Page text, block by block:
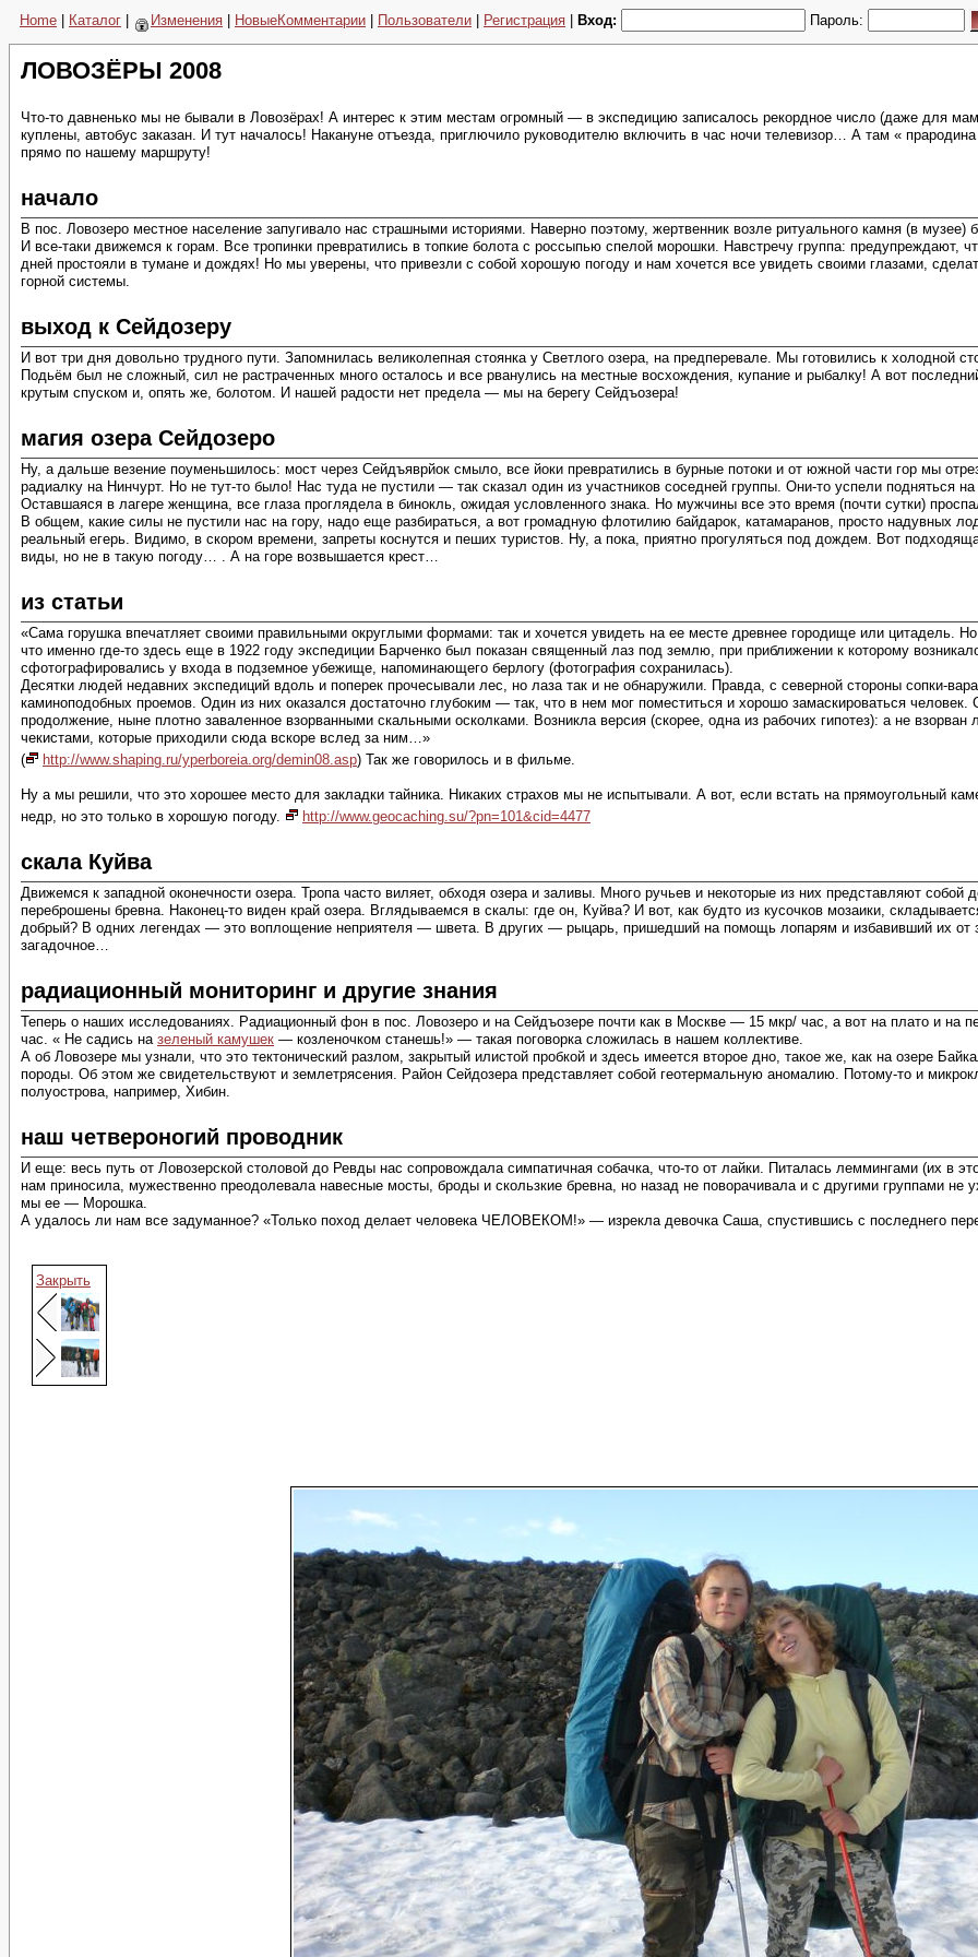
Home Каталог Изменения НовыеКомментарии Пользователи Регистрация Вход: Пароль:
ЛОВОЗЁРЫ 2008
Что-то давненько мы не бывали в Ловозёрах! А интерес к этим местам огромный — в экспедицию записалось рекордное число (даже для
куплены, автобус заказан. И тут началось! Накануне отъезда, приглючило руководителю включить в час ночи телевизор… А там «
прямо по нашему маршруту!
начало
В пос. Ловозеро местное население запугивало нас страшными историями. Наверно поэтому, жертвенник возле ритуального камня (в музее)
И все-таки движемся к горам. Все тропинки превратились в топкие болота с россыпью спелой морошки. Навстречу группа: предупреждают,
дней простояли в тумане и дождях! Но мы уверены, что привезли с собой хорошую погоду и нам хочется все увидеть своими глазами,
горной системы.
выход к Сейдозеру
И вот три дня довольно трудного пути. Запомнилась великолепная стоянка у Светлого озера, на предперевале. Мы готовились к холодной
Подьём был не сложный, сил не растраченных много осталось и все рванулись на местные восхождения, купание и рыбалку! А вот
крутым спуском и, опять же, болотом. И нашей радости нет предела — мы на берегу Сейдъозера!
магия озера Сейдозеро
Ну, а дальше везение поуменьшилось: мост через Сейдъяврйок смыло, все йоки превратились в бурные потоки и от южной части гор мы
радиалку на Нинчурт. Но не тут-то было! Нас туда не пустили — так сказал один из участников соседней группы. Они-то успели подняться
Оставшаяся в лагере женщина, все глаза проглядела в бинокль, ожидая условленного знака. Но мужчины все это время (почти сутки)
В общем, какие силы не пустили нас на гору, надо еще разбираться, а вот громадную флотилию байдарок, катамаранов, просто надувных
реальный егерь. Видимо, в скором времени, запреты коснутся и пеших туристов. Ну, а пока, приятно прогуляться под дождем. Вот
виды, но не в такую погоду… . А на горе возвышается крест…
из статьи
«Сама горушка впечатляет своими правильными округлыми формами: так и хочется увидеть на ее месте древнее городище или цитадель.
что именно где-то здесь еще в 1922 году экспедиции Барченко был показан священный лаз под землю, при приближении к которому
сфотографировались у входа в подземное убежище, напоминающего берлогу (фотография сохранилась).
Десятки людей недавних экспедиций вдоль и поперек прочесывали лес, но лаза так и не обнаружили. Правда, с северной стороны сопки-
каминоподобных проемов. Один из них оказался достаточно глубоким — так, что в нем мог поместиться и хорошо замаскироваться
продолжение, ныне плотно заваленное взорванными скальными осколками. Возникла версия (скорее, одна из рабочих гипотез): а не
чекистами, которые приходили сюда вскоре вслед за ним…»
(
http://www.shaping.ru/yperboreia.org/demin08.asp) Так же говорилось и в фильме.
Ну а мы решили, что это хорошее место для закладки тайника. Никаких страхов мы не испытывали. А вот, если встать на прямоугольный
недр, но это только в хорошую погоду.
http://www.geocaching.su/?pn=101&cid=4477
скала Куйва
Движемся к западной оконечности озера. Тропа часто виляет, обходя озера и заливы. Много ручьев и некоторые из них представляют собой
переброшены бревна. Наконец-то виден край озера. Вглядываемся в скалы: где он, Куйва? И вот, как будто из кусочков мозаики,
добрый? В одних легендах — это воплощение неприятеля — швета. В других — рыцарь, пришедший на помощь лопарям и избавивший их от
загадочное…
радиационный мониторинг и другие знания
Теперь о наших исследованиях. Радиационный фон в пос. Ловозеро и на Сейдъозере почти как в Москве — 15 мкр/ час, а вот на плато и на
час. « Не садись на зеленый камушек — козленочком станешь!» — такая поговорка сложилась в нашем коллективе.
А об Ловозере мы узнали, что это тектонический разлом, закрытый илистой пробкой и здесь имеется второе дно, такое же, как на озере
породы. Об этом же свидетельствуют и землетрясения. Район Сейдозера представляет собой геотермальную аномалию. Потому-то и
полуострова, например, Хибин.
наш четвероногий проводник
И еще: весь путь от Ловозерской столовой до Ревды нас сопровождала симпатичная собачка, что-то от лайки. Питалась леммингами (их в
нам приносила, мужественно преодолевала навесные мосты, броды и скользкие бревна, но назад не поворачивала и с другими группами
мы ее — Морошка.
А удалось ли нам все задуманное? «Только поход делает человека ЧЕЛОВЕКОМ!» — изрекла девочка Саша, спустившись с последнего
Закрыть